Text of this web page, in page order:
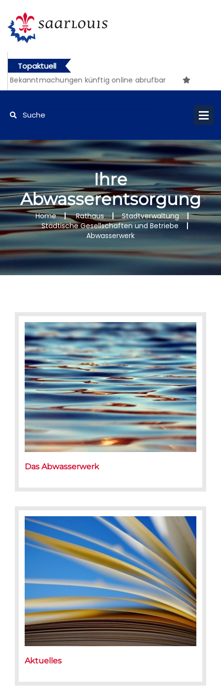
Topaktuell
künftig online abrufbar
Ihre
Abwasserentsorgung
Home Rathaus
Stadtverwaltung
Städtische Gesellschaften und Betriebe
Abwasserwerk
Das Abwasserwerk
Aktuelles